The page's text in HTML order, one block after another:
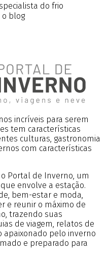
do frio
o blog
incríveis para serem
tem características
culturas, gastronomia
com características
Portal de Inverno, um
envolve a estação.
bem-estar e moda,
e reunir o máximo de
trazendo suas
de viagem, relatos de
apaixonado pelo inverno
e preparado para